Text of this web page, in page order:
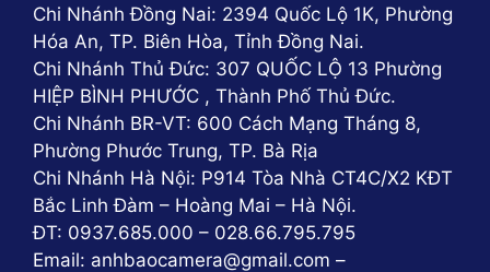
Chi Nhánh Đồng Nai: 2394 Quốc Lộ 1K, Phường
Hóa An, TP. Biên Hòa, Tỉnh Đồng Nai.
Chi Nhánh Thủ Đức: 307 QUỐC LỘ 13 Phường
HIỆP BÌNH PHƯỚC , Thành Phố Thủ Đức.
Chi Nhánh BR-VT: 600 Cách Mạng Tháng 8,
Phường Phước Trung, TP. Bà Rịa
Chi Nhánh Hà Nội: P914 Tòa Nhà CT4C/X2 KĐT
Bắc Linh Đàm – Hoàng Mai – Hà Nội.
ĐT: 0937.685.000 – 028.66.795.795
Email: anhbaocamera@gmail.com –